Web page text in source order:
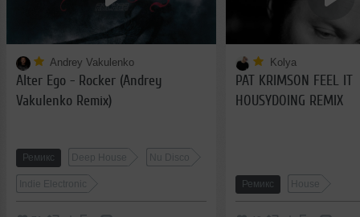
Andrey Vakulenko
Alter Ego - Rocker (Andrey
Vakulenko Remix)
Ремикс Deep House Nu Disco
Indie Electronic
Kolya
PAT KRIMSON FEEL IT
HOUSYDOING REMIX
Ремикс House